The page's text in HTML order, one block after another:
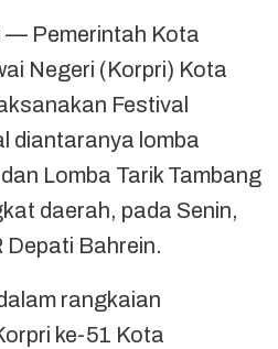
— Pemerintah Kota
Negeri (Korpri) Kota
Festival
diantaranya lomba
Lomba Tarik Tambang
daerah, pada Senin,
Depati Bahrein.
rangkaian
ke-51 Kota